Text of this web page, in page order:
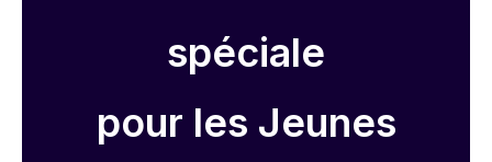
spéciale
pour les Jeunes